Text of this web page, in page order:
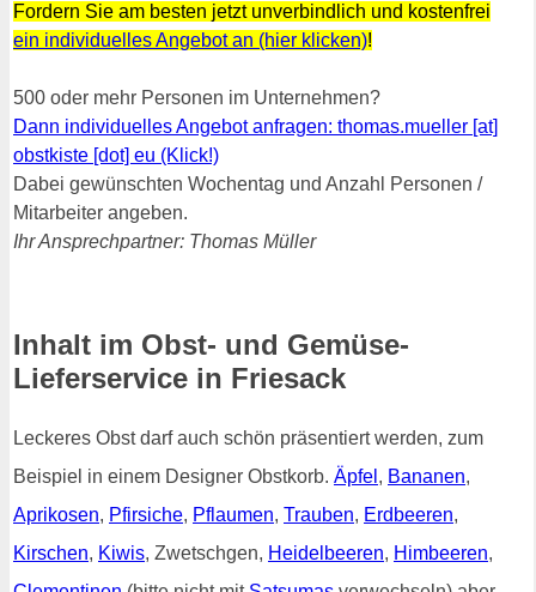
Fordern Sie am besten jetzt unverbindlich und kostenfrei
ein individuelles Angebot an (hier klicken)!
500 oder mehr Personen im Unternehmen?
Dann individuelles Angebot anfragen: thomas.mueller [at]
obstkiste [dot] eu (Klick!)
Dabei gewünschten Wochentag und Anzahl Personen /
Mitarbeiter angeben.
Ihr Ansprechpartner: Thomas Müller
Inhalt im Obst- und Gemüse-
Lieferservice in Friesack
Leckeres Obst darf auch schön präsentiert werden, zum
Beispiel in einem Designer Obstkorb. Äpfel , Bananen,
Aprikosen, Pfirsiche, Pflaumen, Trauben, Erdbeeren,
Kirschen, Kiwis, Zwetschgen, Heidelbeeren, Himbeeren,